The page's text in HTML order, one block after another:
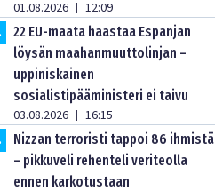
01.08.2026 | 12:09
22 EU-maata haastaa Espanjan
löysän maahanmuuttolinjan –
uppiniskainen
sosialistipääministeri ei taivu
03.08.2026 | 16:15
Nizzan terroristi tappoi 86 ihmistä
– pikkuveli rehenteli veriteolla
ennen karkotustaan